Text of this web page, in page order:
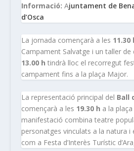
Informació: Ajuntament de
d’Osca
La jornada començarà a les 11.30
Campament Salvatge i un taller de
13.00 h tindrà lloc el recorregut
campament fins a la plaça Major.
La representació principal del Ball
començarà a les 19.30 h a la
manifestació combina teatre
personatges vinculats a la natura i
com a Festa d’Interès Turístic